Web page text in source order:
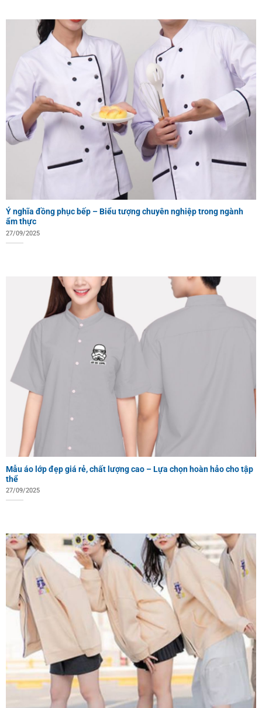
Ý nghĩa đồng phục bếp – Biểu tượng chuyên nghiệp trong ngành
ẩm thực
27/09/2025
Mẫu áo lớp đẹp giá rẻ, chất lượng cao – Lựa chọn hoàn hảo cho tập
thể
27/09/2025